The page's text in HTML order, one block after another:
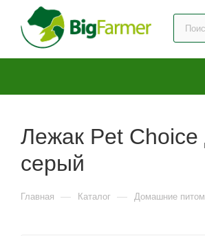
Лежак Pet Choice
серый​
Главная — Каталог — Домашние